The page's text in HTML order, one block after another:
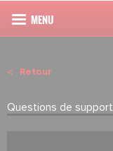
Retour
Questions de